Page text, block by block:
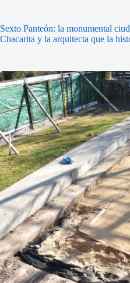
Sexto Panteón: la monumental
Chacarita y la arquitecta que la